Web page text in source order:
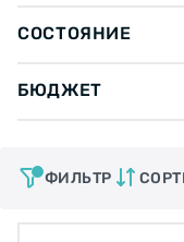
СОСТОЯНИЕ
БЮДЖЕТ
ФИЛЬТР